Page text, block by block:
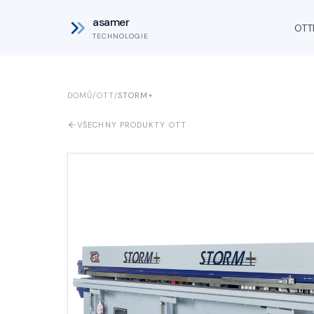
asamer
TECHNOLOGIE
OTT
DOMŮ/OTT/STORM+
VŠECHNY PRODUKTY OTT